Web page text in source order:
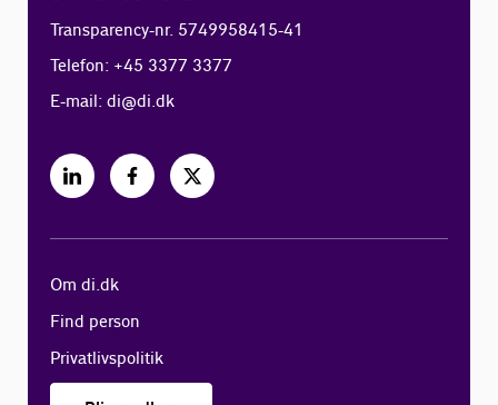
Transparency-nr. 5749958415-41
Telefon: +45 3377 3377
E-mail:di@di.dk
Om di.dk
Find person
Privatlivspolitik